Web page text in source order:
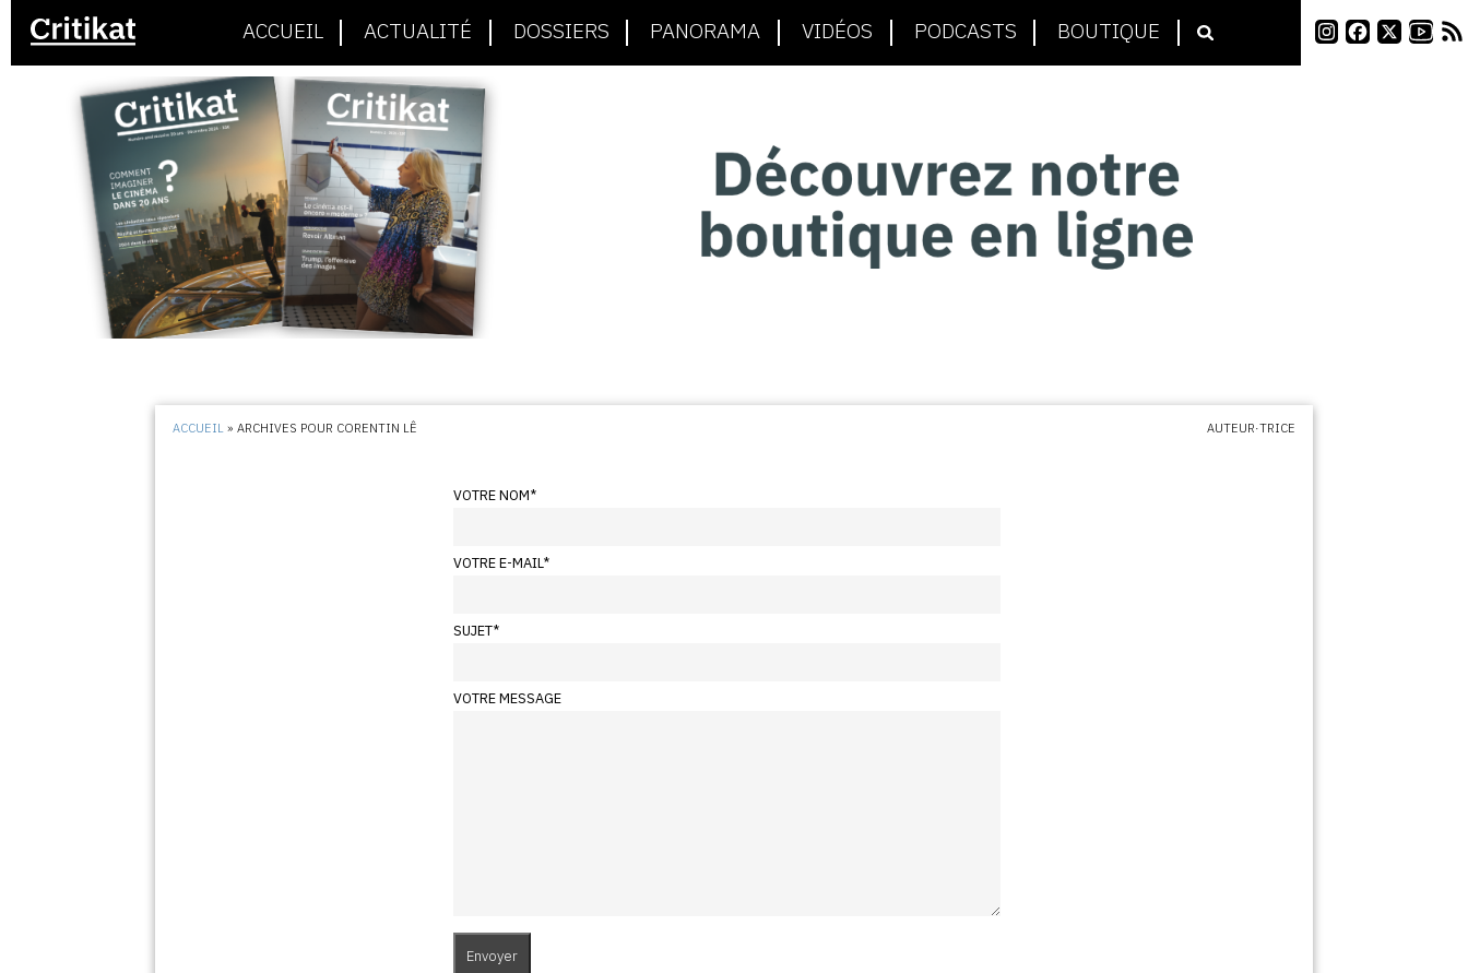
ACCUEIL ACTUALITÉ DOSSIERS PANORAMA VIDÉOS PODCASTS BOUTIQUE
ACCUEIL »ARCHIVES POUR CORENTIN LÊ AUTEUR·TRICE
VOTRE NOM*
VOTRE E-MAIL*
SUJET*
VOTRE MESSAGE